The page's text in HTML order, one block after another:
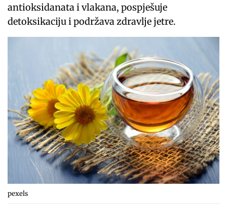
antioksidanata i vlakana, pospješuje
detoksikaciju i podržava zdravlje jetre.
pexels